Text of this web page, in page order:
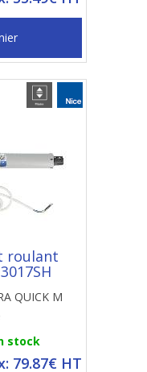
roulant
QUICK M
stock
79.87€ HT